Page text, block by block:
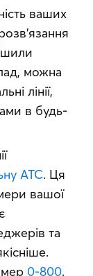
ваших
можна
лінії,
в будь-
АТС. Ця
вашої
та
0-800.